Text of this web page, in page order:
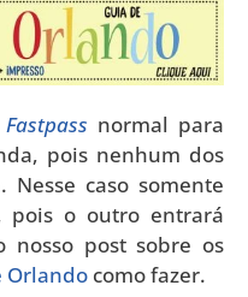
Fastpass normal para
pois nenhum dos
caso somente
pois o outro entrará
nosso post sobre os
Orlando como fazer.